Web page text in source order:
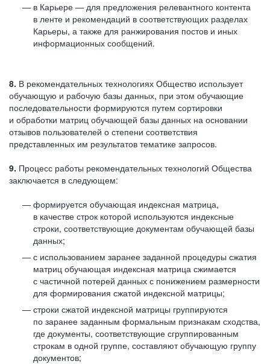
в Карьере — для предложения релевантного контента
в ленте и рекомендаций в соответствующих разделах
Карьеры, а также для ранжирования постов и иных
информационных сообщений.
8. В рекомендательных технологиях Общество использует
обучающую и рабочую базы данных, при этом обучающие
последовательности формируются путем сортировки
и обработки матриц обучающей базы данных на основании
отзывов пользователей о степени соответствия
представленных им результатов тематике запросов.
9. Процесс работы рекомендательных технологий Общества
заключается в следующем:
формируется обучающая индексная матрица,
в качестве строк которой используются индексные
строки, соответствующие документам обучающей базы
данных;
с использованием заранее заданной процедуры сжатия
матриц обучающая индексная матрица сжимается
с частичной потерей данных с понижением размерности
для формирования сжатой индексной матрицы;
строки сжатой индексной матрицы группируются
по заранее заданным формальным признакам сходства,
где документы, соответствующие сгруппированным
строкам в одной группе, составляют обучающую группу
документов;